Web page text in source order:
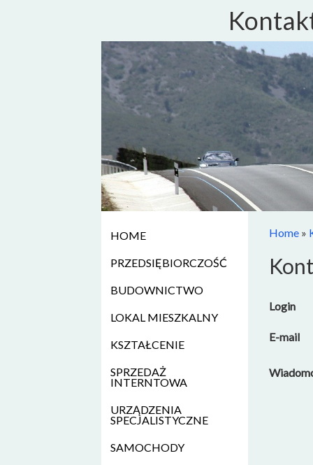
HOME
PRZEDSIĘBIORCZOŚĆ
BUDOWNICTWO
LOKAL MIESZKALNY
KSZTAŁCENIE
SPRZEDAŻ
INTERNTOWA
URZĄDZENIA
SPECJALISTYCZNE
SAMOCHODY
Home »
Login
E-mail